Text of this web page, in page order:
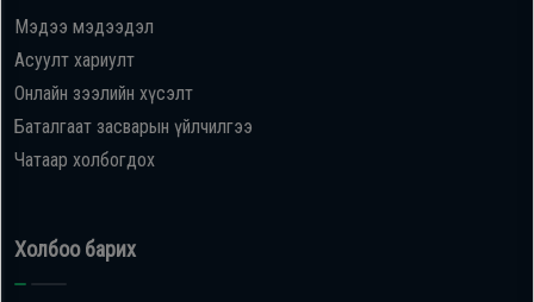
Мэдээ мэдээдэл
Асуулт хариулт
Онлайн зээлийн хүсэлт
Баталгаат засварын үйлчилгээ
Чатаар холбогдох
Холбоо барих